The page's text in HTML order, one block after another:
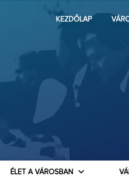
KEZDŐLAP
ÉLET A VÁROSBAN